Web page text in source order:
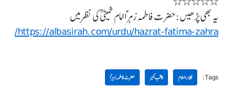
یہ بھی پڑھیں: حضرت فاطمہ زہراؑ امام خمینی ؒکی نظر میں
https://albasirah.com/urdu/hazrat-fatima-zahra/
Tags: اکابر اسلام ثاقب اکبر حضرت فاطمہ زہراؑ